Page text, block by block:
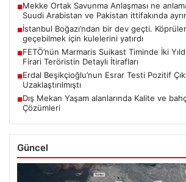
■Mekke Ortak Savunma Anlaşması ne
Suudi Arabistan ve Pakistan ittifakında
■İstanbul Boğazı’ndan bir dev geçti.
geçebilmek için kulelerini yatırdı
■FETÖ’nün Marmaris Suikast Timinde İki
Firari Teröristin Detaylı İtirafları
■Erdal Beşikçioğlu’nun Esrar Testi Pozitif
Uzaklaştırılmıştı
■Dış Mekan Yaşam alanlarında Kalite ve
Çözümleri
Güncel